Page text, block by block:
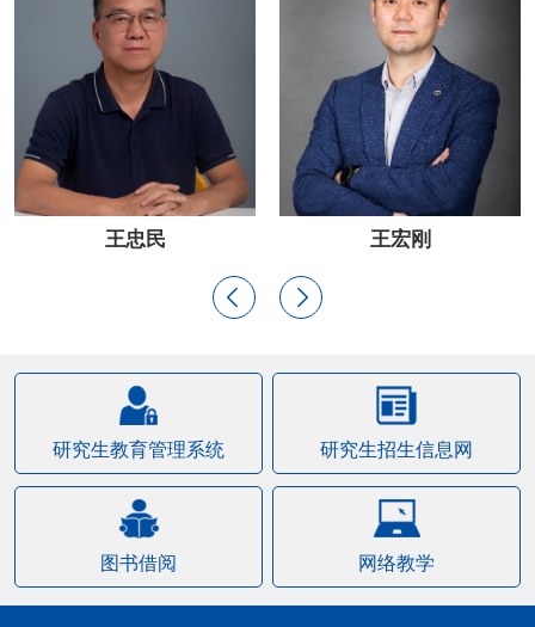
王忠民 王宏刚
研究生教育管理系统 研究生招生信息网
图书借阅 网络教学